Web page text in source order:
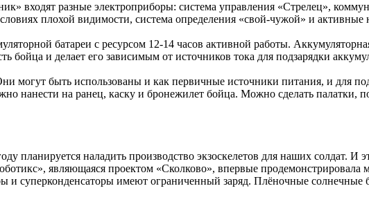
входят разные электроприборы: система управления «Стрелец»,
плохой видимости, система определения «свой-чужой» и активные
батареи с ресурсом 12-14 часов активной работы.
бойца и делает его зависимым от источников тока для подзарядки
могут быть использованы и как первичные источники питания, и для
нанести на ранец, каску и бронежилет бойца. Можно сделать палатки,
планируется наладить производство экзоскелетов для наших солдат. И
являющаяся проектом «Сколково», впервые продемонстрировала
и суперконденсаторы имеют ограниченный заряд. Плёночные солнечные